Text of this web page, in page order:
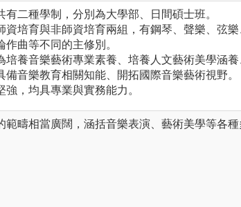
有二種學制，分別為大學部、日間碩士班。
資培育與非師資培育兩組，有鋼琴、聲樂、弦樂
作曲等不同的主修別。
培養音樂藝術專業素養、培養人文藝術美學涵
備音樂教育相關知能、開拓國際音樂藝術視野。
強，均具專業與實務能力。
範疇相當廣闊，涵括音樂表演、藝術美學等各